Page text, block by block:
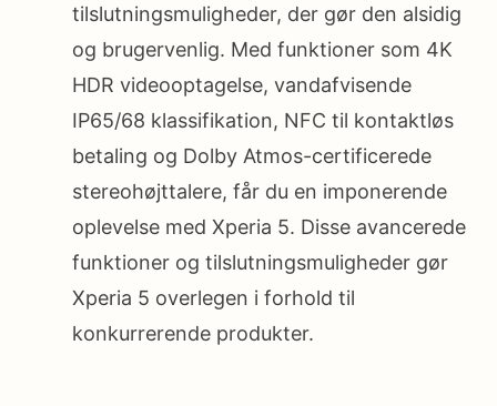
tilslutningsmuligheder, der gør den alsidig
og brugervenlig. Med funktioner som 4K
HDR videooptagelse, vandafvisende
IP65/68 klassifikation, NFC til kontaktløs
betaling og Dolby Atmos-certificerede
stereohøjttalere, får du en imponerende
oplevelse med Xperia 5. Disse avancerede
funktioner og tilslutningsmuligheder gør
Xperia 5 overlegen i forhold til
konkurrerende produkter.